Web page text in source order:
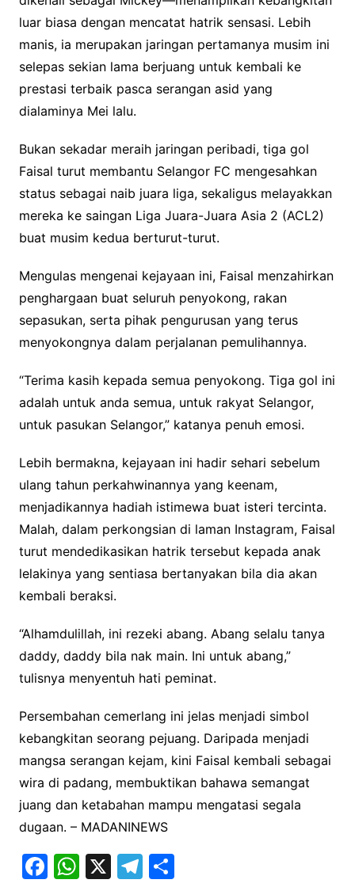
luar biasa dengan mencatat hatrik sensasi. Lebih
manis, ia merupakan jaringan pertamanya musim ini
selepas sekian lama berjuang untuk kembali ke
prestasi terbaik pasca serangan asid yang
dialaminya Mei lalu.
Bukan sekadar meraih jaringan peribadi, tiga gol
Faisal turut membantu Selangor FC mengesahkan
status sebagai naib juara liga, sekaligus melayakkan
mereka ke saingan Liga Juara-Juara Asia 2 (ACL2)
buat musim kedua berturut-turut.
Mengulas mengenai kejayaan ini, Faisal menzahirkan
penghargaan buat seluruh penyokong, rakan
sepasukan, serta pihak pengurusan yang terus
menyokongnya dalam perjalanan pemulihannya.
“Terima kasih kepada semua penyokong. Tiga gol ini
adalah untuk anda semua, untuk rakyat Selangor,
untuk pasukan Selangor,” katanya penuh emosi.
Lebih bermakna, kejayaan ini hadir sehari sebelum
ulang tahun perkahwinannya yang keenam,
menjadikannya hadiah istimewa buat isteri tercinta.
Malah, dalam perkongsian di laman Instagram, Faisal
turut mendedikasikan hatrik tersebut kepada anak
lelakinya yang sentiasa bertanyakan bila dia akan
kembali beraksi.
“Alhamdulillah, ini rezeki abang. Abang selalu tanya
daddy, daddy bila nak main. Ini untuk abang,”
tulisnya menyentuh hati peminat.
Persembahan cemerlang ini jelas menjadi simbol
kebangkitan seorang pejuang. Daripada menjadi
mangsa serangan kejam, kini Faisal kembali sebagai
wira di padang, membuktikan bahawa semangat
juang dan ketabahan mampu mengatasi segala
dugaan. – MADANINEWS
F W X T S